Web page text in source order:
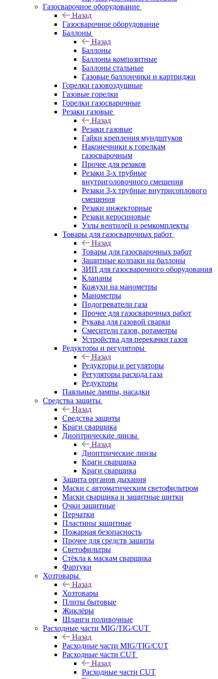
Газосварочное оборудование
Назад
Газосварочное оборудование
Баллоны
Назад
Баллоны
Баллоны композитные
Баллоны стальные
Газовые баллончики и картриджи
Горелки газовоздушные
Газовые горелки
Горелки газосварочные
Резаки газовые
Назад
Резаки газовые
Гайки крепления мундштуков
Наконечники к горелкам
газосварочным
Прочее для резаков
Резаки 3-х трубные
внутриголовочного смешения
Резаки 3-х трубные внутрисоплового
смешения
Резаки инжекторные
Резаки керосиновые
Узлы вентилей и ремкомплекты
Товары для газосварочных работ
Назад
Товары для газосварочных работ
Защитные колпаки на баллоны
ЗИП для газосварочного оборудования
Клапаны
Кожухи на манометры
Манометры
Подогреватели газа
Прочее для газосварочных работ
Рукава для газовой сварки
Смесители газов, ротаметры
Устройства для перекачки газов
Редукторы и регуляторы
Назад
Редукторы и регуляторы
Регуляторы расхода газа
Редукторы
Паяльные лампы, насадки
Средства защиты
Назад
Средства защиты
Краги сварщика
Диоптрические линзы
Назад
Диоптрические линзы
Краги сварщика
Краги сварщика
Защита органов дыхания
Маски с автоматическим светофильтром
Маски сварщика и защитные щитки
Очки защитные
Перчатки
Пластины защитные
Пожарная безопасность
Прочее для средств защиты
Светофильтры
Стёкла к маскам сварщика
Фартуки
Хозтовары
Назад
Хозтовары
Плиты бытовые
Жиклёры
Шланги поливочные
Расходные части MIG/TIG/CUT
Назад
Расходные части MIG/TIG/CUT
Расходные части CUT
Назад
Расходные части CUT